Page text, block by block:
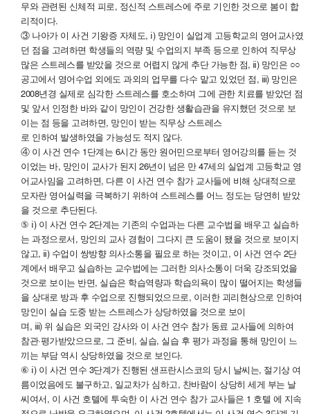
무와 관련된 신체적 피로, 정신적 스트레스에 주로 기인한 것으로 봄이 합
리적이다.
③ 나아가 이 사건 기왕증 자체도, ⅰ) 망인이 실업계 고등학교의 영어교사였
던 점을 고려하면 학생들의 역량 및 수업의지 부족 등으로 인하여 직무상
많은 스트레스를 받았을 것으로 어렵지 않게 추단 가능한 점, ⅱ) 망인은 ○○
공고에서 영어수업 외에도 과외의 업무를 다수 맡고 있었던 점, ⅲ) 망인은
2008년경 실제로 심각한 스트레스를 호소하며 그에 관한 치료를 받았던 점
및 앞서 인정한 바와 같이 망인이 건강한 생활습관을 유지했던 것으로 보
이는 점 등을 고려하면, 망인이 받는 직무상 스트레스
로 인하여 발생하였을 가능성도 적지 않다.
④ 이 사건 연수 1단계는 6시간 동안 원어민으로부터 영어강의를 듣는 것
이었는 바, 망인이 교사가 된지 26년이 넘은 만 47세의 실업계 고등학교 영
어교사임을 고려하면, 다른 이 사건 연수 참가 교사들에 비해 상대적으로
모자란 영어실력을 극복하기 위하여 스트레스를 어느 정도는 당연히 받았
을 것으로 추단된다.
⑤ ⅰ) 이 사건 연수 2단계는 기존의 수업과는 다른 교수법을 배우고 실습하
는 과정으로서, 망인의 교사 경험이 그다지 큰 도움이 됐을 것으로 보이지
않고, ⅱ) 수업이 쌍방향 의사소통을 필요로 하는 것이고, 이 사건 연수 2단
계에서 배우고 실습하는 교수법에는 그러한 의사소통이 더욱 강조되었을
것으로 보이는 반면, 실습은 학습역량과 학습의욕이 많이 떨어지는 학생들
을 상대로 방과 후 수업으로 진행되었으므로, 이러한 괴리현상으로 인하여
망인이 실습 도중 받는 스트레스가 상당하였을 것으로 보이
며, ⅲ) 위 실습은 외국인 강사와 이 사건 연수 참가 동료 교사들에 의하여
참관·평가받았으므로, 그 준비, 실습, 실습 후 평가 과정을 통해 망인이 느
끼는 부담 역시 상당하였을 것으로 보인다.
⑥ ⅰ) 이 사건 연수 3단계가 진행된 샌프란시스코의 당시 날씨는, 절기상 여
름이었음에도 불구하고, 일교차가 심하고, 찬바람이 상당히 세게 부는 날
씨여서, 이 사건 호텔에 투숙한 이 사건 연수 참가 교사들은 1 호텔 에 지속